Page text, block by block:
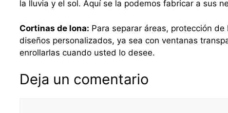
la lluvia y el sol. Aquí se la podemos fabricar a sus
Cortinas de lona: Para separar áreas, protección
diseños personalizados, ya sea con ventanas
enrollarlas cuando usted lo desee.
Deja un comentario